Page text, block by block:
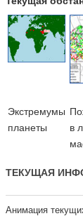
Экстремумы
планеты
в
ТЕКУЩАЯ
Анимация